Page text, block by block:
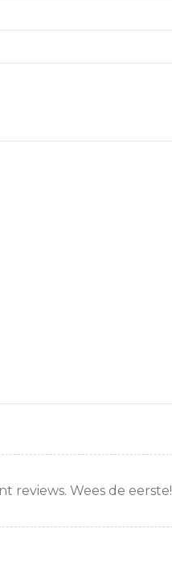
reviews. Wees de eerste!